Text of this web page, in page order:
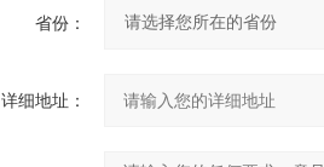
省份：
详细地址：